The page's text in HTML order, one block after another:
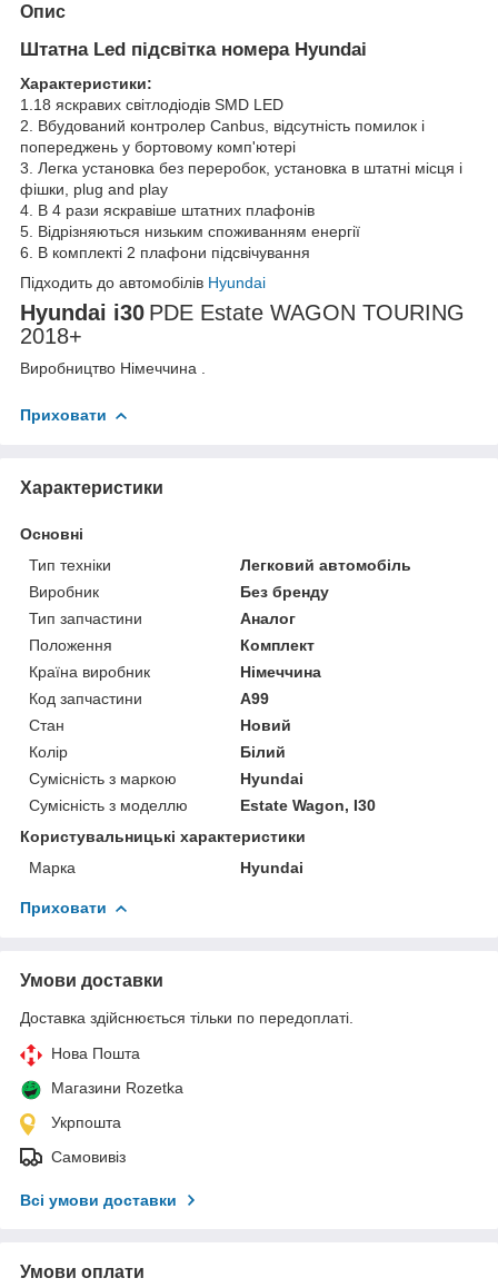
Опис
Штатна Led підсвітка номера Hyundai
Характеристики:
1.18 яскравих світлодіодів SMD LED
2. Вбудований контролер Canbus, відсутність помилок і
попереджень у бортовому комп'ютері
3. Легка установка без переробок, установка в штатні місця і
фішки, plug and play
4. В 4 рази яскравіше штатних плафонів
5. Відрізняються низьким споживанням енергії
6. В комплекті 2 плафони підсвічування
Підходить до автомобілів Hyundai
Hyundai i30 PDE Estate WAGON TOURING
2018+
Виробництво Німеччина .
Приховати
Характеристики
Основні
Тип техніки
Легковий автомобіль
Виробник
Без бренду
Тип запчастини
Аналог
Положення
Комплект
Країна виробник
Німеччина
Код запчастини
A99
Стан
Новий
Колір
Білий
Сумісність з маркою
Hyundai
Сумісність з моделлю
Estate Wagon, I30
Користувальницькі характеристики
Марка
Hyundai
Приховати
Умови доставки
Доставка здійснюється тільки по передоплаті.
Нова Пошта
Магазини Rozetka
Укрпошта
Самовивіз
Всі умови доставки
Умови оплати